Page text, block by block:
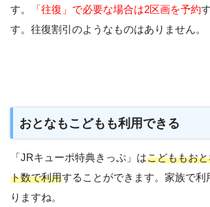
す。
「往復」で必要な場合は2区画を予約
す。往復割引のようなものはありません。
おとなもこどもも利用できる
「JRキューポ特典きっぷ」はこどももお
ト数で利用することができます。家族で利
りますね。